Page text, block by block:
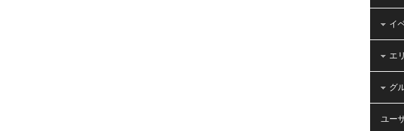
イ
エ
グ
ユー